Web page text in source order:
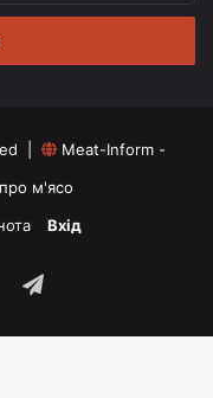
|
Meat-Inform -
м'ясо
Вхід